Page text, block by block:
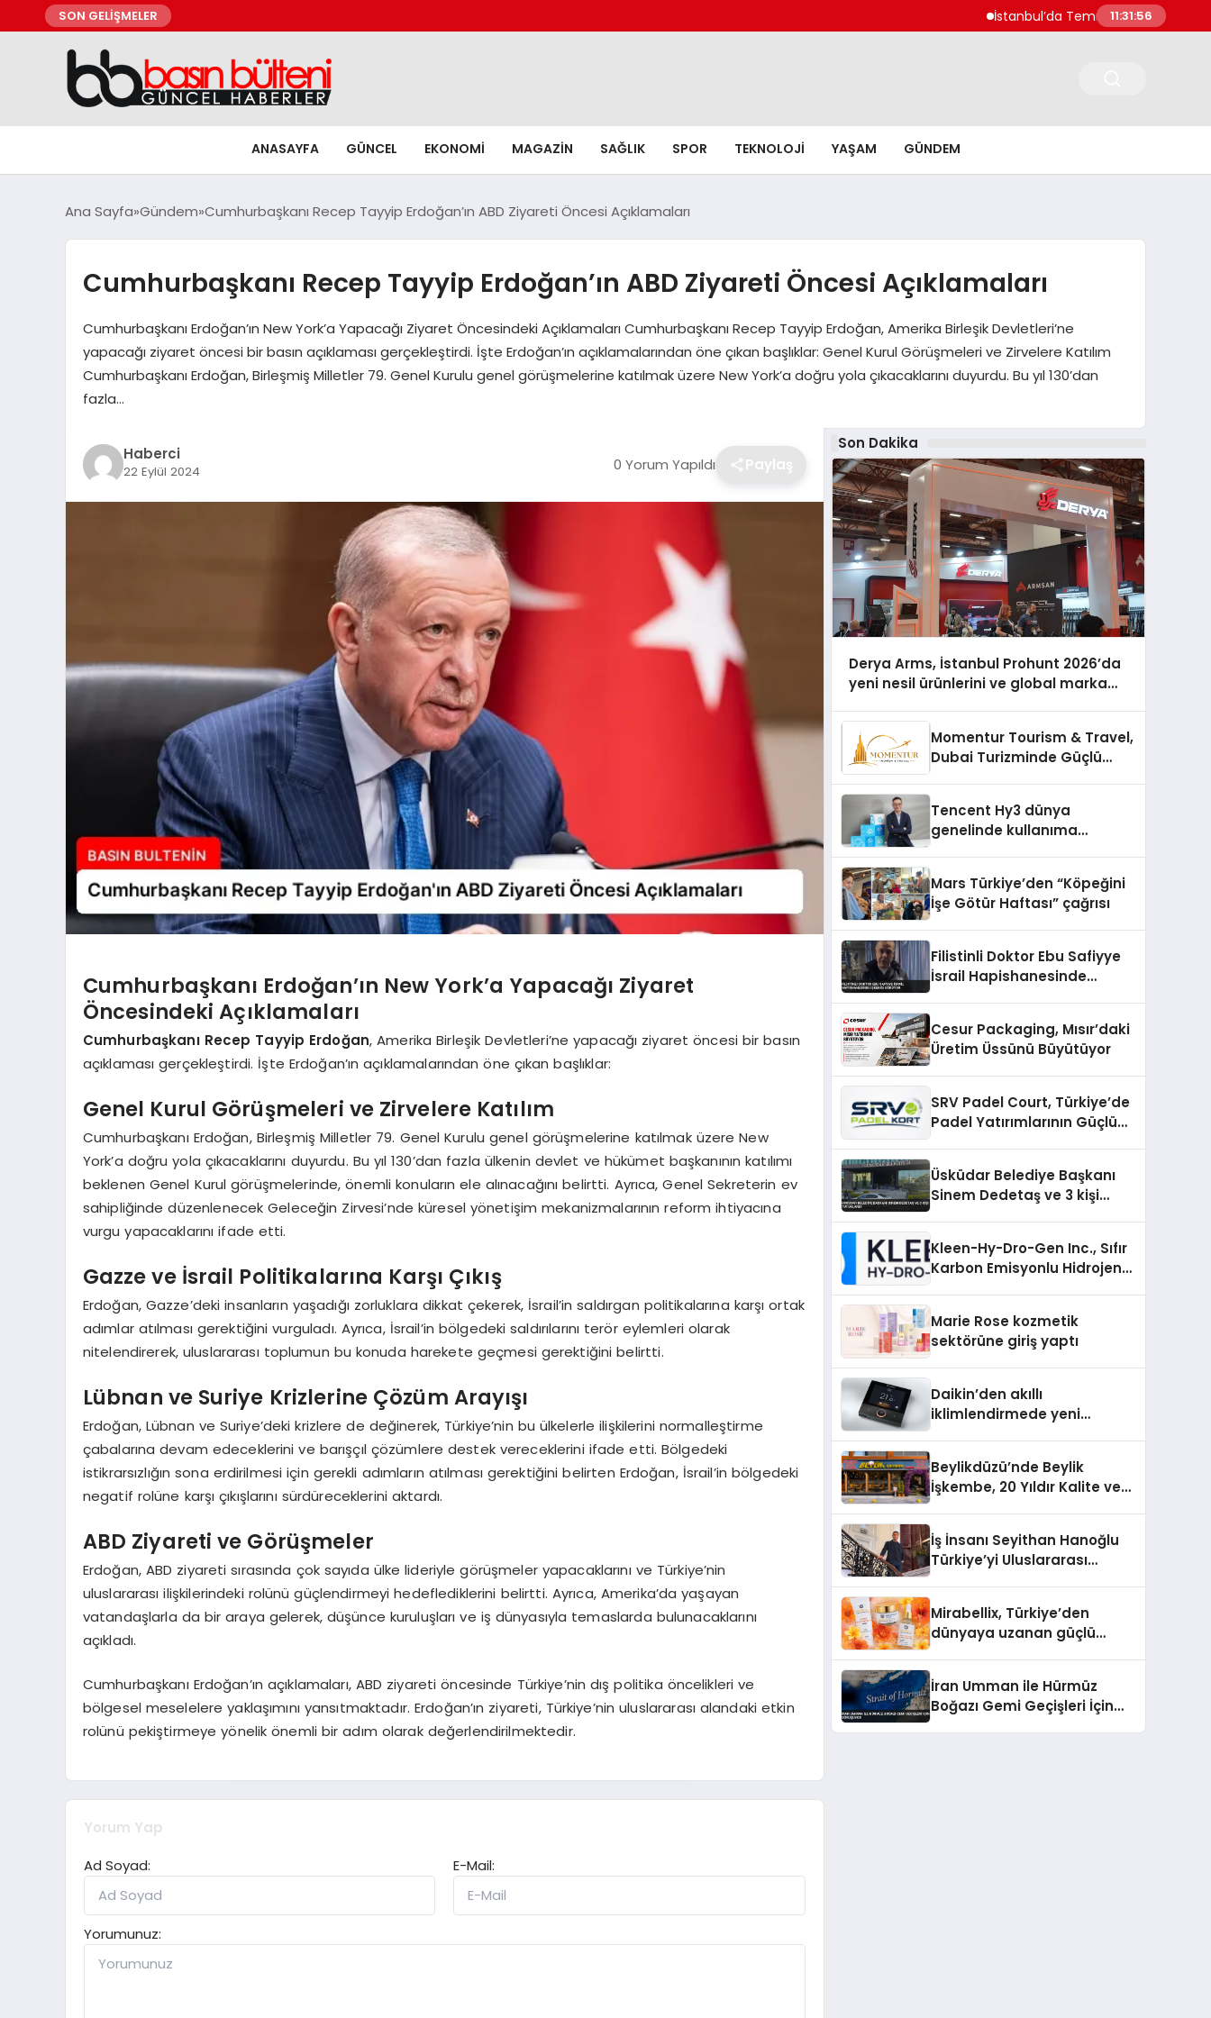
SON GELİŞMELER İstanbul’da Temmuz Ayı Fiyat Hareketleri
11:31:57
ANASAYFA GÜNCEL EKONOMI MAGAZIN SAĞLIK SPOR TEKNOLOJI YAŞAM GÜNDEM
Ana Sayfa Gündem Cumhurbaşkanı Recep Tayyip Erdoğan’ın ABD Ziyareti Öncesi Açıklamaları
Cumhurbaşkanı Recep Tayyip Erdoğan’ın ABD Ziyareti Öncesi Açıklamaları
Cumhurbaşkanı Erdoğan’ın New York’a Yapacağı Ziyaret Öncesindeki Açıklamaları Cumhurbaşkanı Recep Tayyip Erdoğan, Amerika Birleşik Devletleri’ne
yapacağı ziyaret öncesi bir basın açıklaması gerçekleştirdi. İşte Erdoğan’ın açıklamalarından öne çıkan başlıklar: Genel Kurul Görüşmeleri ve Zirvelere Katılım
Cumhurbaşkanı Erdoğan, Birleşmiş Milletler 79. Genel Kurulu genel görüşmelerine katılmak üzere New York’a doğru yola çıkacaklarını duyurdu. Bu yıl 130’dan
fazla…
Haberci
22 Eylül 2024 0 Yorum Yapıldı Paylaş
Cumhurbaşkanı Erdoğan’ın New York’a Yapacağı Ziyaret
Öncesindeki Açıklamaları
Cumhurbaşkanı Recep Tayyip Erdoğan, Amerika Birleşik Devletleri’ne yapacağı ziyaret öncesi bir basın
açıklaması gerçekleştirdi. İşte Erdoğan’ın açıklamalarından öne çıkan başlıklar:
Genel Kurul Görüşmeleri ve Zirvelere Katılım
Cumhurbaşkanı Erdoğan, Birleşmiş Milletler 79. Genel Kurulu genel görüşmelerine katılmak üzere New
York’a doğru yola çıkacaklarını duyurdu. Bu yıl 130’dan fazla ülkenin devlet ve hükümet başkanının katılımı
beklenen Genel Kurul görüşmelerinde, önemli konuların ele alınacağını belirtti. Ayrıca, Genel Sekreterin ev
sahipliğinde düzenlenecek Geleceğin Zirvesi’nde küresel yönetişim mekanizmalarının reform ihtiyacına
vurgu yapacaklarını ifade etti.
Gazze ve İsrail Politikalarına Karşı Çıkış
Erdoğan, Gazze’deki insanların yaşadığı zorluklara dikkat çekerek, İsrail’in saldırgan politikalarına karşı ortak
adımlar atılması gerektiğini vurguladı. Ayrıca, İsrail’in bölgedeki saldırılarını terör eylemleri olarak
nitelendirerek, uluslararası toplumun bu konuda harekete geçmesi gerektiğini belirtti.
Lübnan ve Suriye Krizlerine Çözüm Arayışı
Erdoğan, Lübnan ve Suriye’deki krizlere de değinerek, Türkiye’nin bu ülkelerle ilişkilerini normalleştirme
çabalarına devam edeceklerini ve barışçıl çözümlere destek vereceklerini ifade etti. Bölgedeki
istikrarsızlığın sona erdirilmesi için gerekli adımların atılması gerektiğini belirten Erdoğan, İsrail’in bölgedeki
negatif rolüne karşı çıkışlarını sürdüreceklerini aktardı.
ABD Ziyareti ve Görüşmeler
Erdoğan, ABD ziyareti sırasında çok sayıda ülke lideriyle görüşmeler yapacaklarını ve Türkiye’nin
uluslararası ilişkilerindeki rolünü güçlendirmeyi hedeflediklerini belirtti. Ayrıca, Amerika’da yaşayan
vatandaşlarla da bir araya gelerek, düşünce kuruluşları ve iş dünyasıyla temaslarda bulunacaklarını
açıkladı.
Cumhurbaşkanı Erdoğan’ın açıklamaları, ABD ziyareti öncesinde Türkiye’nin dış politika öncelikleri ve
bölgesel meselelere yaklaşımını yansıtmaktadır. Erdoğan’ın ziyareti, Türkiye’nin uluslararası alandaki etkin
rolünü pekiştirmeye yönelik önemli bir adım olarak değerlendirilmektedir.
Yorum Yap
Ad Soyad:
E-Mail:
Yorumunuz:
Son Dakika
Derya Arms, İstanbul Prohunt 2026’da
yeni nesil ürünlerini ve global marka
Momentur Tourism & Travel,
Dubai Turizminde Güçlü
Tencent Hy3 dünya
genelinde kullanıma
Mars Türkiye’den “Köpeğini
İşe Götür Haftası” çağrısı
Filistinli Doktor Ebu Safiyye
İsrail Hapishanesinde
Cesur Packaging, Mısır’daki
Üretim Üssünü Büyütüyor
SRV Padel Court, Türkiye’de
Padel Yatırımlarının Güçlü
Üsküdar Belediye Başkanı
Sinem Dedetaş ve 3 kişi
Kleen-Hy-Dro-Gen Inc., Sıfır
Karbon Emisyonlu Hidrojen
Aldı
Marie Rose kozmetik
sektörüne giriş yaptı
Daikin’den akıllı
iklimlendirmede yeni
Beylikdüzü’nde Beylik
İşkembe, 20 Yıldır Kalite ve
İş İnsanı Seyithan Hanoğlu
Türkiye’yi Uluslararası
Mirabellix, Türkiye’den
dünyaya uzanan güçlü
İran Umman ile Hürmüz
Boğazı Gemi Geçişleri İçin